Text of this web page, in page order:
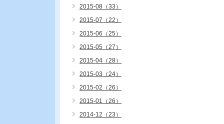
2015-08（33）
2015-07（22）
2015-06（25）
2015-05（27）
2015-04（28）
2015-03（24）
2015-02（26）
2015-01（26）
2014-12（23）